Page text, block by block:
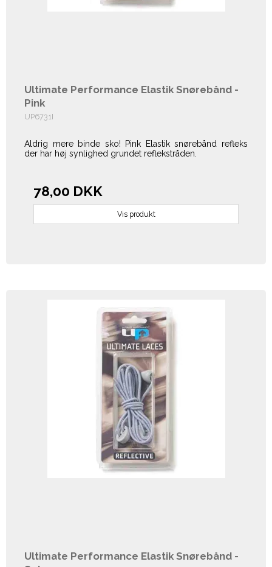
Ultimate Performance Elastik Snørebånd -
Pink
UP6731I
Aldrig mere binde sko! Pink Elastik snørebånd refleks
der har høj synlighed grundet reflekstråden.
78,00 DKK
Vis produkt
Ultimate Performance Elastik Snørebånd -